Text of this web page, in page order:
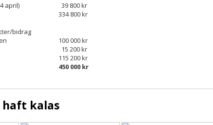
april)
39 800 kr
334 800 kr
bidrag
100 000 kr
15 200 kr
115 200 kr
450 000 kr
haft kalas